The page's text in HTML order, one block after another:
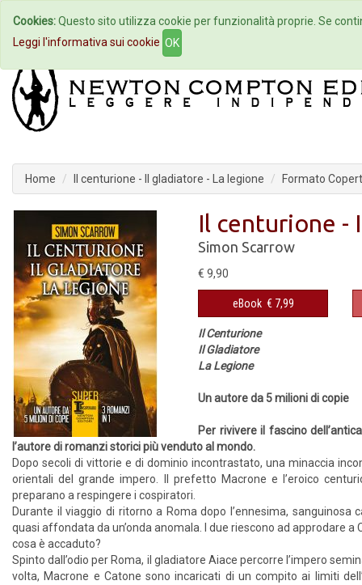
Home Autori Eventi
Home Il centurione - Il gladiatore - La legione Formato
Il centurione -
Simon Scarrow
€ 9,90
eBook € 7,99
Il Centurione
Il Gladiatore
La Legione
Un autore da 5 milioni di copie
Per rivivere il fascino
l’autore di romanzi storici più venduto al mondo.
Dopo secoli di vittorie e di dominio incontrastato, una minaccia
orientali del grande impero. Il prefetto Macrone e l’eroico
preparano a respingere i cospiratori.
Durante il viaggio di ritorno a Roma dopo l’ennesima,
quasi affondata da un’onda anomala. I due riescono ad approdare
cosa è accaduto?
Spinto dall’odio per Roma, il gladiatore Aiace percorre l’impero
volta, Macrone e Catone sono incaricati di un compito ai limiti
Cookies:Questo sito utilizza cookie per funzionalità proprie. Se
Leggi l'informativa sui cookie OK